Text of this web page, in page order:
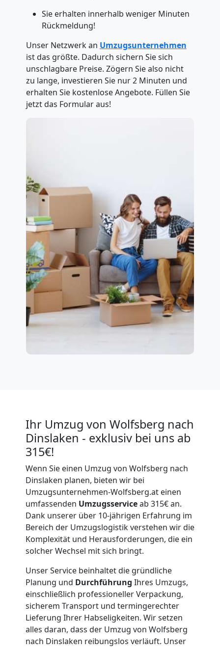
Sie erhalten innerhalb weniger Minuten
Rückmeldung!
Unser Netzwerk an Umzugsunternehmen
ist das größte. Dadurch sichern Sie sich
unschlagbare Preise. Zögern Sie also nicht
zu lange, investieren Sie nur 2 Minuten und
erhalten Sie kostenlose Angebote. Füllen Sie
jetzt das Formular aus!
Ihr Umzug von Wolfsberg nach
Dinslaken - exklusiv bei uns ab
315€!
Wenn Sie einen Umzug von Wolfsberg nach
Dinslaken planen, bieten wir bei
Umzugsunternehmen-Wolfsberg.at einen
umfassenden Umzugsserviceab 315€ an.
Dank unserer über 10-jährigen Erfahrung im
Bereich der Umzugslogistik verstehen wir die
Komplexität und Herausforderungen, die ein
solcher Wechsel mit sich bringt.
Unser Service beinhaltet die gründliche
Planung und Durchführung Ihres Umzugs,
einschließlich professioneller Verpackung,
sicherem Transport und termingerechter
Lieferung Ihrer Habseligkeiten. Wir setzen
alles daran, dass der Umzug von Wolfsberg
nach Dinslaken reibungslos verläuft. Unser